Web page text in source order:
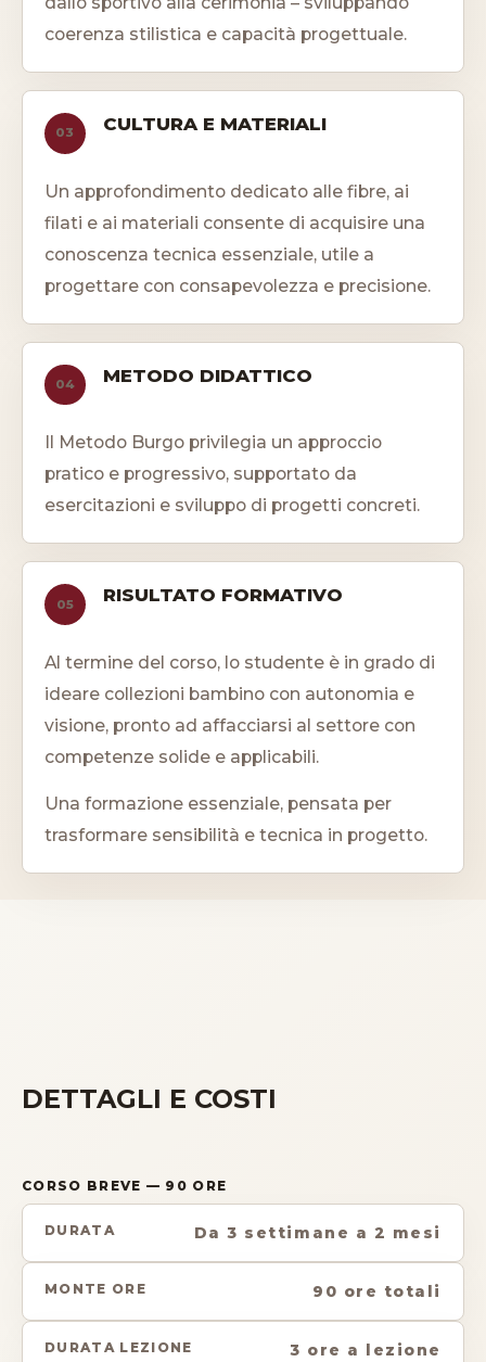
coerenza stilistica e capacità progettuale.
03 CULTURA E MATERIALI
Un approfondimento dedicato alle fibre, ai
filati e ai materiali consente di acquisire una
conoscenza tecnica essenziale, utile a
progettare con consapevolezza e precisione.
04 METODO DIDATTICO
Il Metodo Burgo privilegia un approccio
pratico e progressivo, supportato da
esercitazioni e sviluppo di progetti concreti.
05 RISULTATO FORMATIVO
Al termine del corso, lo studente è in grado di
ideare collezioni bambino con autonomia e
visione, pronto ad affacciarsi al settore con
competenze solide e applicabili.
Una formazione essenziale, pensata per
trasformare sensibilità e tecnica in progetto.
DETTAGLI E COSTI
CORSO BREVE — 90 ORE
DURATA Da 3 settimane a 2 mesi
MONTE ORE 90 ore totali
DURATA LEZIONE 3 ore a lezione